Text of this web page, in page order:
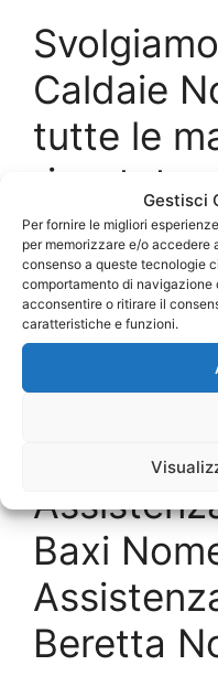
Gestisci
Per fornire le migliori
per memorizzare e/o accedere
consenso a queste tecnologie
comportamento di navigazione
acconsentire o ritirare il
caratteristiche e funzioni.
Caldaie
tutte le
riportate:
Argo
Caldaie
Baxi
Beretta